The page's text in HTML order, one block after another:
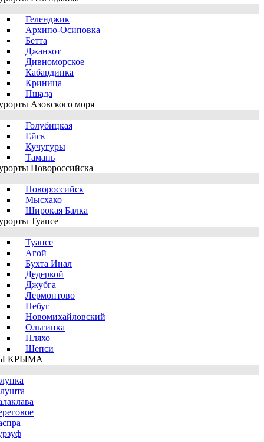
Геленджик
Архипо-Осиповка
Бетта
Джанхот
Дивноморское
Кабардинка
Криница
Пшада
Азовского моря
Голубицкая
Ейск
Кучугуры
Тамань
Новороссийска
Новороссийск
Мысхако
Широкая Балка
Туапсе
Туапсе
Агой
Бухта Инал
Дедеркой
Джубга
Лермонтово
Небуг
Новомихайловский
Ольгинка
Пляхо
Шепси
КРЫМА